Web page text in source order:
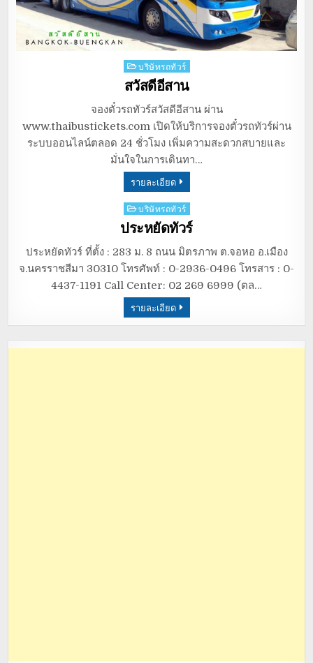
Posted
in
บริษัทรถทัวร์
สวัสดีอีสาน
จองตั๋วรถทัวร์สวัสดีอีสาน ผ่าน
www.thaibustickets.com เปิดให้บริการจองตั๋วรถทัวร์ผ่าน
ระบบออนไลน์ตลอด 24 ชั่วโมง เพิ่มความสะดวกสบายและ
มั่นใจในการเดินทา…
รายละเอียด
Posted
in
บริษัทรถทัวร์
ประหยัดทัวร์
ประหยัดทัวร์ ที่ตั้ง : 283 ม. 8 ถนน มิตรภาพ ต.จอหอ อ.เมือง
จ.นครราชสีมา 30310 โทรศัพท์ : 0-2936-0496 โทรสาร : 0-
4437-1191 Call Center: 02 269 6999 (ตล…
รายละเอียด